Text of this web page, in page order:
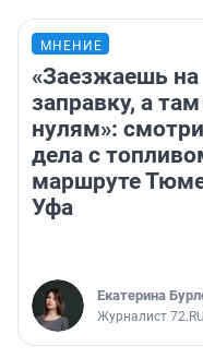
МНЕНИЕ
«Заезжаешь на
заправку, а
нулям»:
дела с
маршруте
Уфа
Екатерина
Журналист 72.RU